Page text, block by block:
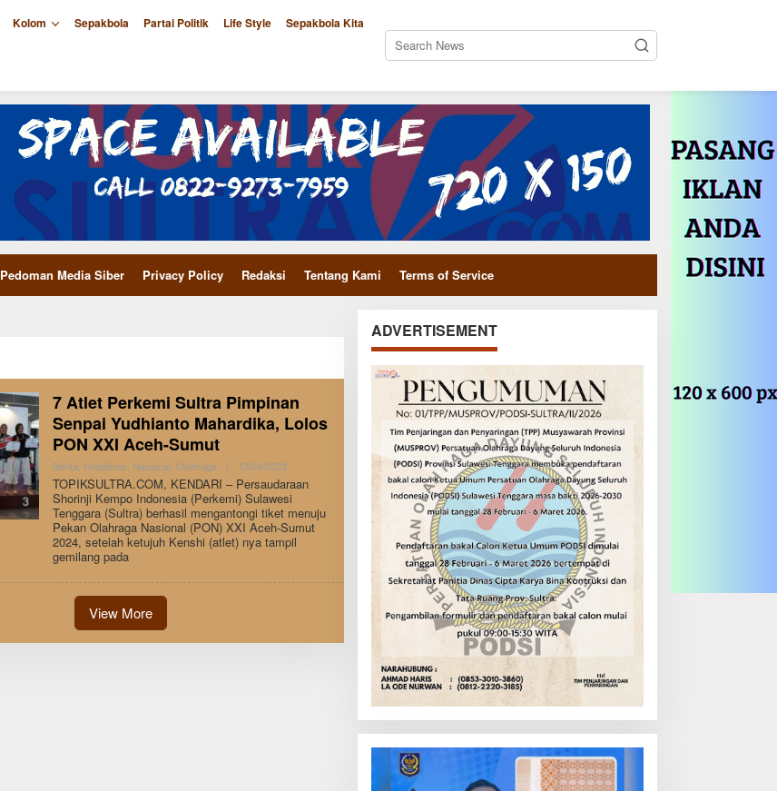
Kolom Sepakbola Partai Politik Life Style Sepakbola Kita
Pedoman Media Siber Privacy Policy Redaksi Tentang Kami Terms of Service
7 Atlet Perkemi Sultra Pimpinan
Senpai Yudhianto Mahardika, Lolos
PON XXI Aceh-Sumut
Berita Headlines Nasional, Olahraga | 13/09/2023By
Hatta
TOPIKSULTRA.COM, KENDARI – Persaudaraan
Shorinji Kempo Indonesia (Perkemi) Sulawesi
Tenggara (Sultra) berhasil mengantongi tiket menuju
Pekan Olahraga Nasional (PON) XXI Aceh-Sumut
2024, setelah ketujuh Kenshi (atlet) nya tampil
gemilang pada
View More
ADVERTISEMENT